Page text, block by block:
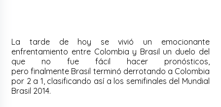
La tarde de hoy se vivió un emocionante
enfrentamiento entre Colombia y Brasil un duelo del
que no fue fácil hacer pronósticos,
perofinalmente Brasil terminó derrotando a Colombia
por 2 a 1, clasificando así a los semifinales del Mundial
Brasil 2014.